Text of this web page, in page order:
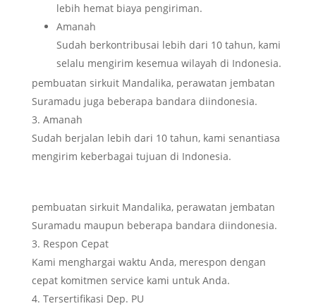
lebih hemat biaya pengiriman.
Amanah
Sudah berkontribusai lebih dari 10 tahun, kami
selalu mengirim kesemua wilayah di Indonesia.
pembuatan sirkuit Mandalika, perawatan jembatan
Suramadu juga beberapa bandara diindonesia.
Amanah
Sudah berjalan lebih dari 10 tahun, kami senantiasa
mengirim keberbagai tujuan di Indonesia.
pembuatan sirkuit Mandalika, perawatan jembatan
Suramadu maupun beberapa bandara diindonesia.
Respon Cepat
Kami menghargai waktu Anda, merespon dengan
cepat komitmen service kami untuk Anda.
Tersertifikasi Dep. PU